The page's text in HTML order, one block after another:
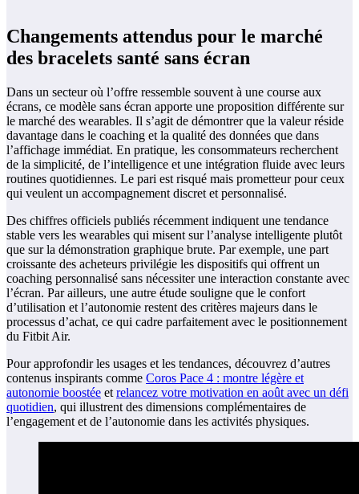
Changements attendus pour le marché
des bracelets santé sans écran
Dans un secteur où l’offre ressemble souvent à une course aux
écrans, ce modèle sans écran apporte une proposition différente sur
le marché des wearables. Il s’agit de démontrer que la valeur réside
davantage dans le coaching et la qualité des données que dans
l’affichage immédiat. En pratique, les consommateurs recherchent
de la simplicité, de l’intelligence et une intégration fluide avec leurs
routines quotidiennes. Le pari est risqué mais prometteur pour ceux
qui veulent un accompagnement discret et personnalisé.
Des chiffres officiels publiés récemment indiquent une tendance
stable vers les wearables qui misent sur l’analyse intelligente plutôt
que sur la démonstration graphique brute. Par exemple, une part
croissante des acheteurs privilégie les dispositifs qui offrent un
coaching personnalisé sans nécessiter une interaction constante avec
l’écran. Par ailleurs, une autre étude souligne que le confort
d’utilisation et l’autonomie restent des critères majeurs dans le
processus d’achat, ce qui cadre parfaitement avec le positionnement
du Fitbit Air.
Pour approfondir les usages et les tendances, découvrez d’autres
contenus inspirants comme Coros Pace 4 : montre légère et
autonomie boostée et relancez votre motivation en août avec un défi
quotidien, qui illustrent des dimensions complémentaires de
l’engagement et de l’autonomie dans les activités physiques.